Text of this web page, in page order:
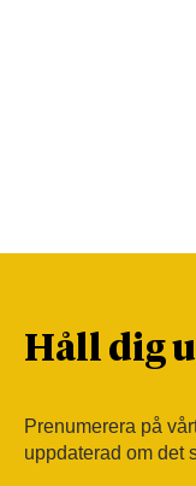
Håll dig
Prenumerera på
uppdaterad om det